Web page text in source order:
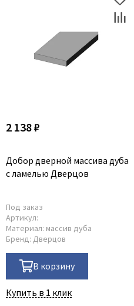
2 138 ₽
Добор дверной массива дуба
с ламелью Дверцов
Под заказ
Артикул:
Материал: массив дуба
Бренд: Дверцов
В корзину
Купить в 1 клик